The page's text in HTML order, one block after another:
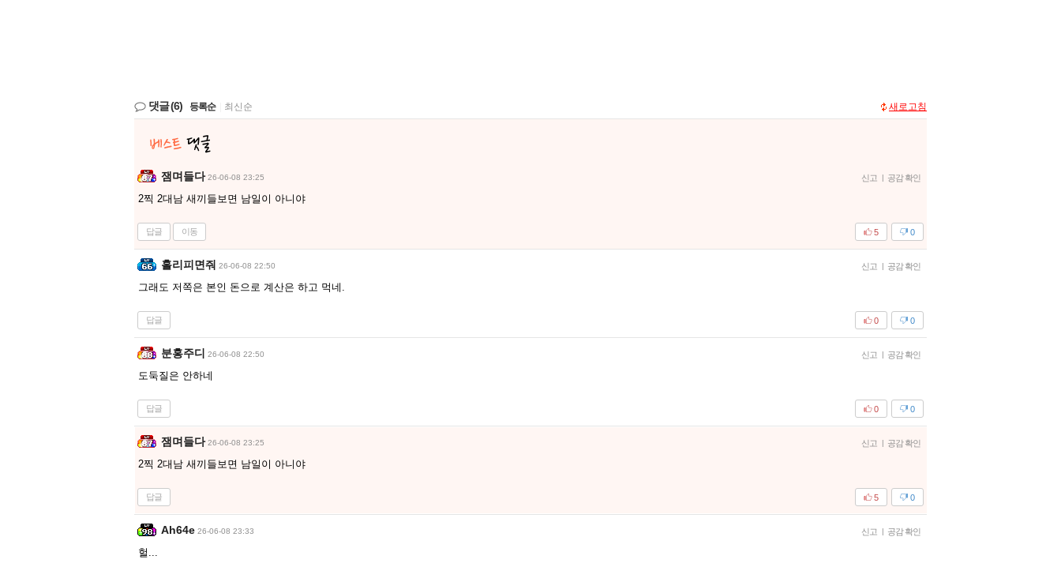
댓글(6) 등록순 최신순 새로고침
잼며들다 26-06-08 23:25 신고 | 공감 확인
2찍 2대남 새끼들보면 남일이 아니야
답글 이동 0
5
홀리피면줘 26-06-08 22:50 신고 | 공감 확인
그래도 저쪽은 본인 돈으로 계산은 하고 먹네.
답글 0
0
분홍주디 26-06-08 22:50 신고 | 공감 확인
도둑질은 안하네
답글 0
0
잼며들다 26-06-08 23:25 신고 | 공감 확인
2찍 2대남 새끼들보면 남일이 아니야
답글 0
5
Ah64e 26-06-08 23:33 신고 | 공감 확인
헐...